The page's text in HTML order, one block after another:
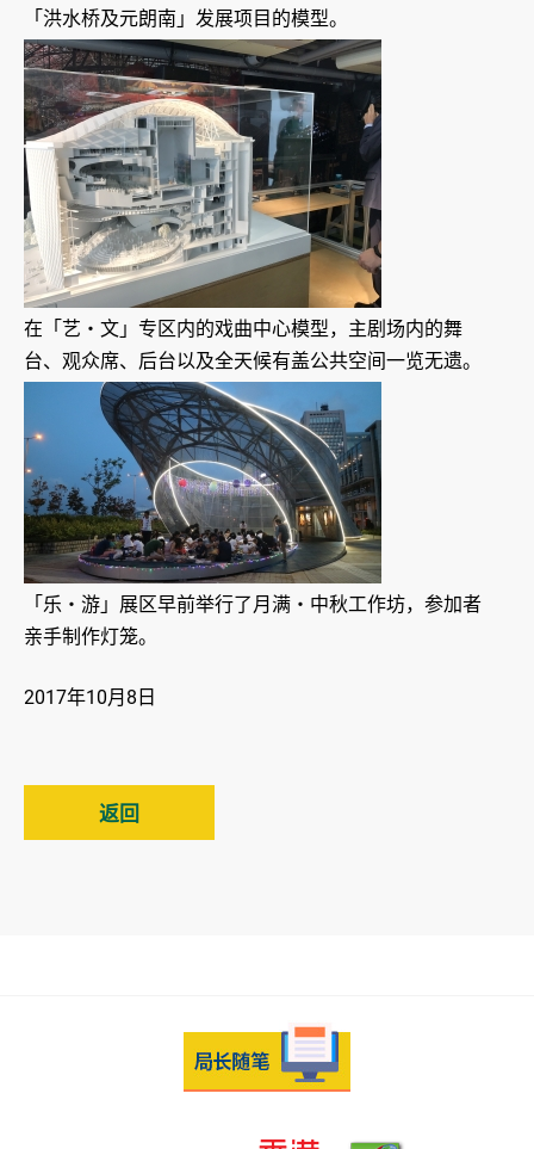
「洪水桥及元朗南」发展项目的模型。
在「艺‧文」专区内的戏曲中心模型，主剧场内的舞
台、观众席、后台以及全天候有盖公共空间一览无遗。
「乐‧游」展区早前举行了月满‧中秋工作坊，参加者
亲手制作灯笼。
2017年10月8日
返回